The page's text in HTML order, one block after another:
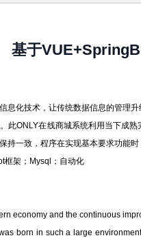
基于
息化技术，让传统数据信息的管理
此ONLY在线商城系统利用当下成
持一致，程序在实现基本要求功能
框架；Mysql；自动化
economy and the continuous
born in such a large